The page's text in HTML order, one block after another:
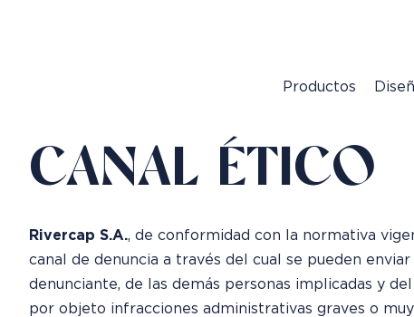
Productos
CANAL ÉTICO
Rivercap S.A., de conformidad con la normativa
canal de denuncia a través del cual se pueden
denunciante, de las demás personas implicadas y
por objeto infracciones administrativas graves o